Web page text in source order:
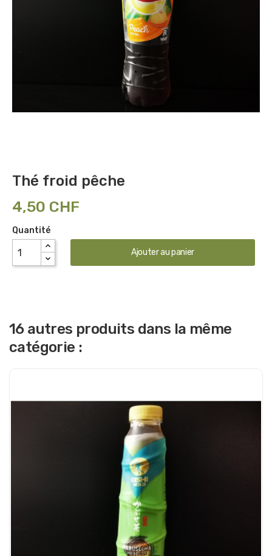
Thé froid pêche
4,50 CHF
Quantité
Ajouter au panier
16 autres produits dans la même
catégorie :